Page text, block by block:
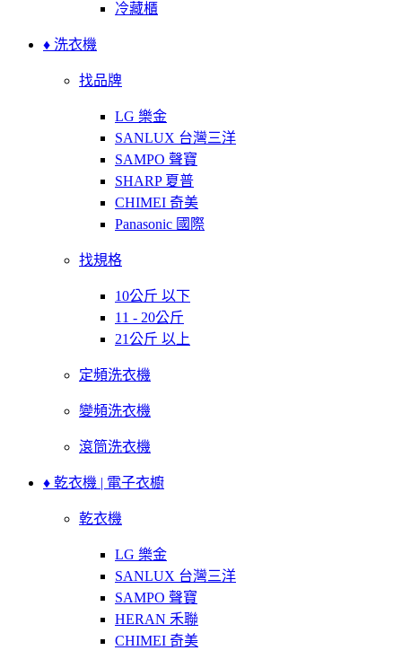
冷藏櫃
♦ 洗衣機
找品牌
LG 樂金
SANLUX 台灣三洋
SAMPO 聲寶
SHARP 夏普
CHIMEI 奇美
Panasonic 國際
找規格
10公斤 以下
11 - 20公斤
21公斤 以上
定頻洗衣機
變頻洗衣機
滾筒洗衣機
♦ 乾衣機 | 電子衣櫥
乾衣機
LG 樂金
SANLUX 台灣三洋
SAMPO 聲寶
HERAN 禾聯
CHIMEI 奇美